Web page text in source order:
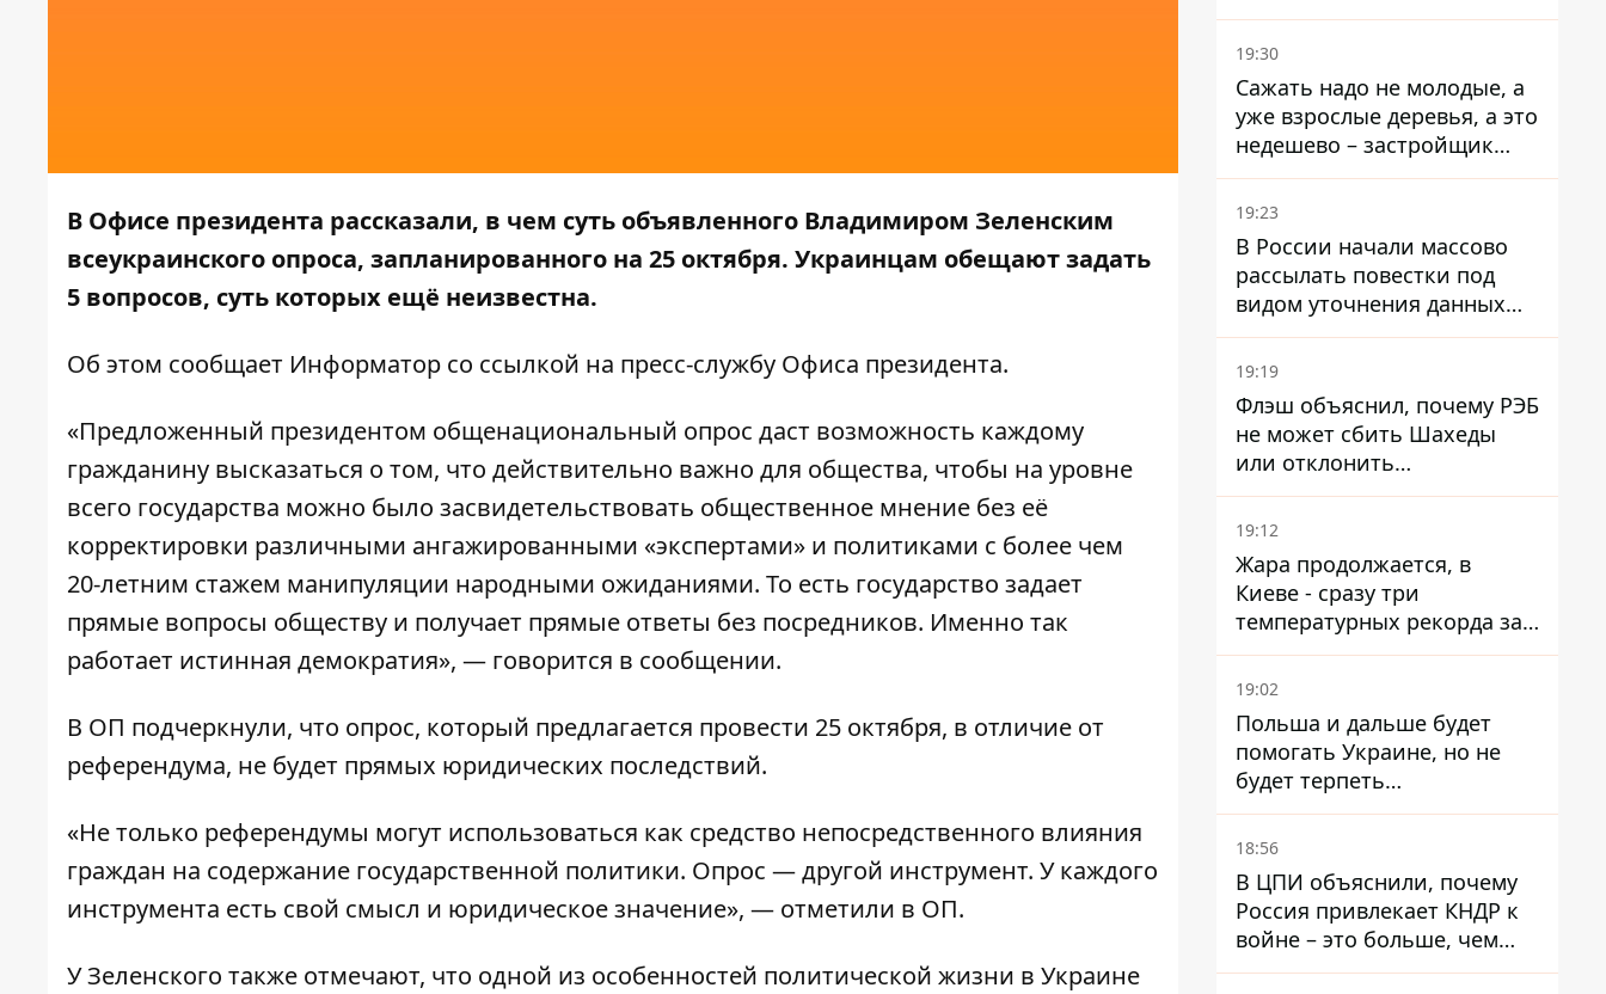
В Офисе президента рассказали, в чем суть объявленного Владимиром Зеленским
всеукраинского опроса, запланированного на 25 октября. Украинцам обещают задать
5 вопросов, суть которых ещё неизвестна.
Об этом сообщает Информатор со ссылкой на пресс-службу Офиса президента.
«Предложенный президентом общенациональный опрос даст возможность каждому
гражданину высказаться о том, что действительно важно для общества, чтобы на уровне
всего государства можно было засвидетельствовать общественное мнение без её
корректировки различными ангажированными «экспертами» и политиками с более чем
20-летним стажем манипуляции народными ожиданиями. То есть государство задает
прямые вопросы обществу и получает прямые ответы без посредников. Именно так
работает истинная демократия», — говорится в сообщении.
В ОП подчеркнули, что опрос, который предлагается провести 25 октября, в отличие от
референдума, не будет прямых юридических последствий.
«Не только референдумы могут использоваться как средство непосредственного влияния
граждан на содержание государственной политики. Опрос — другой инструмент. У каждого
инструмента есть свой смысл и юридическое значение», — отметили в ОП.
У Зеленского также отмечают, что одной из особенностей политической жизни в Украине
стратегического
госпредприятия - работала
заместителем Галущенко
19:30
Сажать надо не молодые, а
уже взрослые деревья, а это
недешево – застройщик
Никонов
19:23
В России начали массово
рассылать повестки под
видом уточнения данных
для набора контрактников
19:19
Флэш объяснил, почему РЭБ
не может сбить Шахеды
или отклонить
баллистические ракеты
19:12
Жара продолжается, в
Киеве - сразу три
температурных рекорда за
день
19:02
Польша и дальше будет
помогать Украине, но не
будет терпеть
"бандеровскую символику" -
Навроцкий
18:56
В ЦПИ объяснили, почему
Россия привлекает КНДР к
войне – это больше, чем
ракеты